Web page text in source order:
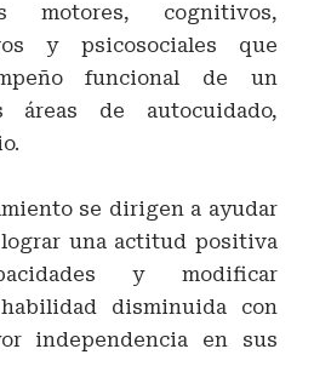
motores, cognitivos,
y psicosociales que
funcional de un
de autocuidado,
se dirigen a ayudar
una actitud positiva
y modificar
disminuida con
independencia en sus